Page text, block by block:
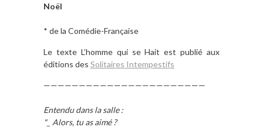
Noël
* de la Comédie-Française
Le texte L’homme qui se Hait est publié aux
éditions des Solitaires Intempestifs
———————————————————————
Entendu dans la salle :
"_ Alors, tu as aimé ?